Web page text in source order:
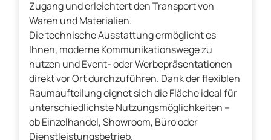
Zugang und erleichtert den Transport von
Waren und Materialien.
Die technische Ausstattung ermöglicht es
Ihnen, moderne Kommunikationswege zu
nutzen und Event- oder Werbepräsentationen
direkt vor Ort durchzuführen. Dank der flexiblen
Raumaufteilung eignet sich die Fläche ideal für
unterschiedlichste Nutzungsmöglichkeiten –
ob Einzelhandel, Showroom, Büro oder
Dienstleistungsbetrieb.